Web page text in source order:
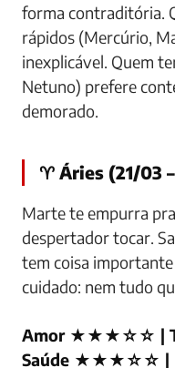
forma contraditória.
rápidos (Mercúrio,
inexplicável. Quem
Netuno) prefere
demorado.
♈ Áries (21/03
Marte te empurra
despertador tocar.
tem coisa
cuidado: nem tudo
Amor ★★★☆☆ |
Saúde ★★★☆☆